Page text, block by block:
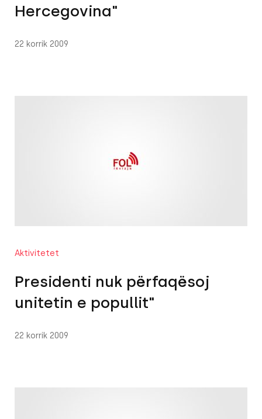
Hercegovina"
22 korrik 2009
Aktivitetet
Presidenti nuk përfaqësoj
unitetin e popullit"
22 korrik 2009